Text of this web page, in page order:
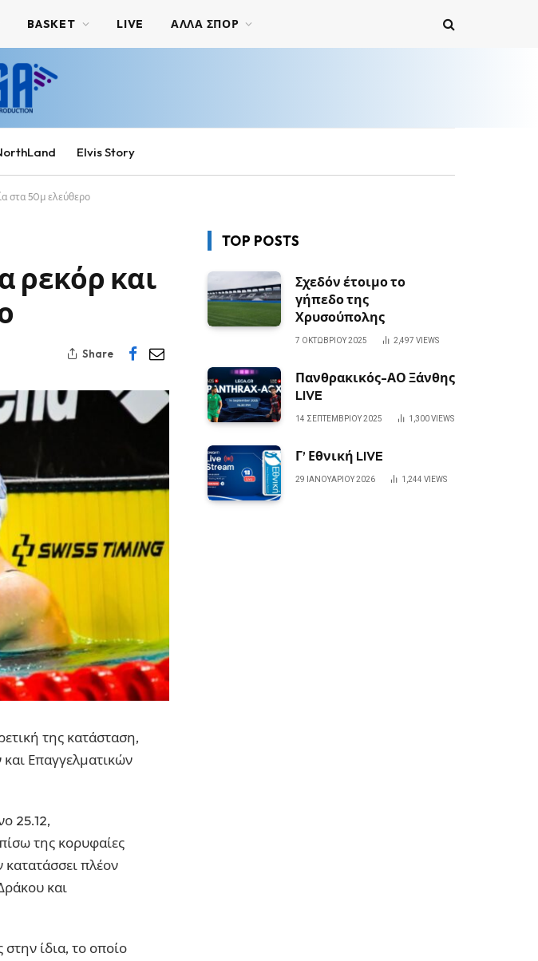
BASKET LIVE ΑΛΛΑ ΣΠΟΡ
Elvis Story
στα 50μ ελεύθερο
ρεκόρ και
Share
της κατάσταση,
Επαγγελματικών
25.12,
της κορυφαίες
πλέον
και
ίδια, το οποίο
TOP POSTS
Σχεδόν έτοιμο το
γήπεδο της
Χρυσούπολης
7 ΟΚΤΩΒΡΊΟΥ 2025 2,497 VIEWS
Πανθρακικός-ΑΟ Ξάνθης
LIVE
14 ΣΕΠΤΕΜΒΡΊΟΥ 2025 1,300VIEWS
Γ’ Εθνική LIVE
29 ΙΑΝΟΥΑΡΊΟΥ 2026 1,244 VIEWS